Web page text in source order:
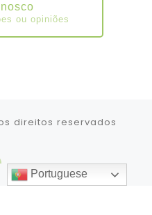
ou opiniões
direitos reservados
Portuguese